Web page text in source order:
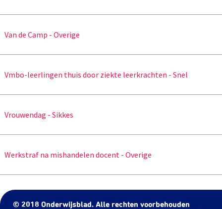
Van de Camp - Overige
Vmbo-leerlingen thuis door ziekte leerkrachten - Snel
Vrouwendag - Sikkes
Werkstraf na mishandelen docent - Overige
© 2018 Onderwijsblad. Alle rechten voorbehouden